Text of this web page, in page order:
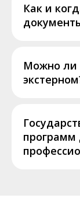
Как и
Можно ли
программ